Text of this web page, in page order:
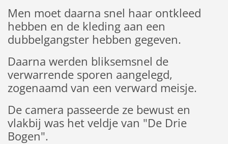
Men moet daarna snel haar ontkleed
hebben en de kleding aan een
dubbelgangster hebben gegeven.
Daarna werden bliksemsnel de
verwarrende sporen aangelegd,
zogenaamd van een verward meisje.
De camera passeerde ze bewust en
vlakbij was het veldje van "De Drie
Bogen".